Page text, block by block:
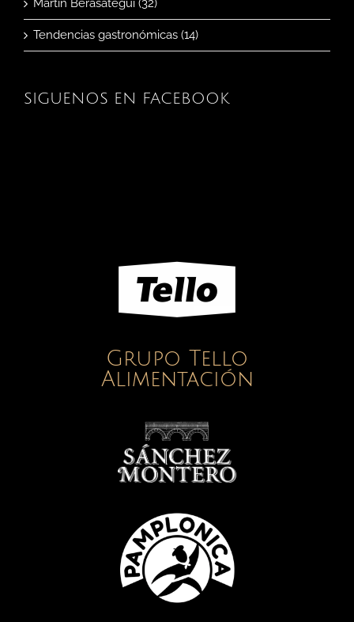
Tendencias gastronómicas (14)
SIGUENOS EN FACEBOOK
Grupo Tello
Alimentación